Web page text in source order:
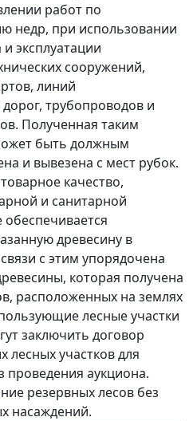
работ по
недр, при использовании
эксплуатации
сооружений,
линий
трубопроводов и
Полученная таким
быть должным
и вывезена с мест рубок.
качество,
и санитарной
обеспечивается
древесину в
с этим упорядочена
которая получена
расположенных на землях
лесные участки
заключить договор
лесных участков для
проведения аукциона.
резервных лесов без
насаждений.